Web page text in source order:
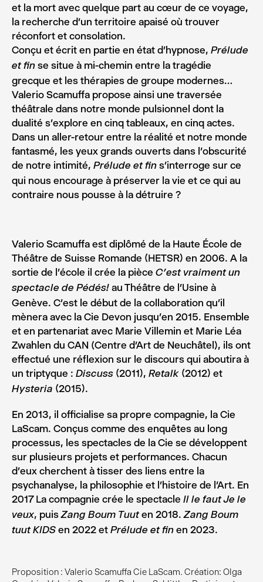
Proposition : Valerio Scamuffa Cie LaScam. Création: Olga
et la mort avec quelque part au cœur de ce voyage,
la recherche d’un territoire apaisé où trouver
réconfort et consolation.
Conçu et écrit en partie en état d’hypnose, Prélude
et fin se situe à mi-chemin entre la tragédie
grecque et les thérapies de groupe modernes…
Valerio Scamuffa propose ainsi une traversée
théâtrale dans notre monde pulsionnel dont la
dualité s’explore en cinq tableaux, en cinq actes.
Dans un aller-retour entre la réalité et notre monde
fantasmé, les yeux grands ouverts dans l’obscurité
de notre intimité, Prélude et fin s’interroge sur ce
qui nous encourage à préserver la vie et ce qui au
contraire nous pousse à la détruire ?
Valerio Scamuffa est diplômé de la Haute École de
Théâtre de Suisse Romande (HETSR) en 2006. A la
sortie de l’école il crée la pièce C’est vraiment un
spectacle de Pédés! au Théâtre de l’Usine à
Genève. C’est le début de la collaboration qu’il
mènera avec la Cie Devon jusqu’en 2015. Ensemble
et en partenariat avec Marie Villemin et Marie Léa
Zwahlen du CAN (Centre d’Art de Neuchâtel), ils ont
effectué une réflexion sur le discours qui aboutira à
un triptyque : Discuss (2011), Retalk (2012) et
Hysteria (2015).
En 2013, il officialise sa propre compagnie, la Cie
LaScam. Conçus comme des enquêtes au long
processus, les spectacles de la Cie se développent
sur plusieurs projets et performances. Chacun
d’eux cherchent à tisser des liens entre la
psychanalyse, la philosophie et l’histoire de l’Art. En
2017 La compagnie crée le spectacle Il le faut Je le
veux, puisZang Boum Tuuten 2018.Zang Boum
tuut KIDS en 2022 et Prélude et fin en 2023.